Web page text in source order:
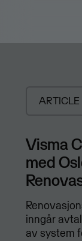
ARTICLE
Visma
med
inngår
av system